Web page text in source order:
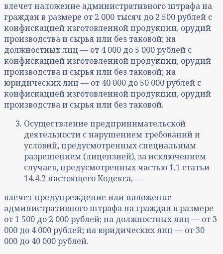
влечет наложение административного штрафа на
граждан в размере от 2 000 тысяч до 2 500 рублей с
конфискацией изготовленной продукции, орудий
производства и сырья или без таковой; на
должностных лиц — от 4 000 до 5 000 рублей с
конфискацией изготовленной продукции, орудий
производства и сырья или без таковой; на
юридических лиц — от 40 000 до 50 000 рублей с
конфискацией изготовленной продукции, орудий
производства и сырья или без таковой.
Осуществление предпринимательской
деятельности с нарушением требований и
условий, предусмотренных специальным
разрешением (лицензией), за исключением
случаев, предусмотренных частью 1.1 статьи
14.4.2 настоящего Кодекса, —
влечет предупреждение или наложение
административного штрафа на граждан в размере
от 1 500 до 2 000 рублей; на должностных лиц — от 3
000 до 4 000 рублей; на юридических лиц — от 30
000 до 40 000 рублей.